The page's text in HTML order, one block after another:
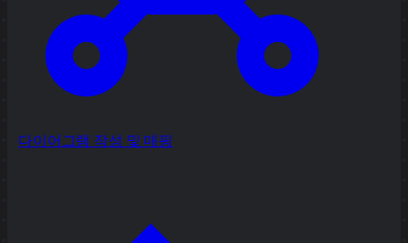
다이어그램 작성 및 매핑